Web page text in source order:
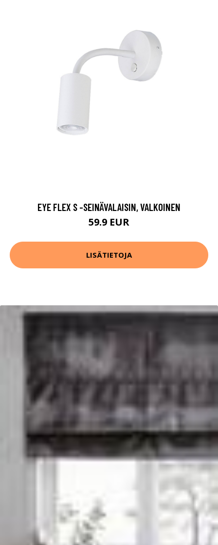
EYE FLEX S -SEINÄVALAISIN, VALKOINEN
59.9 EUR
LISÄTIETOJA